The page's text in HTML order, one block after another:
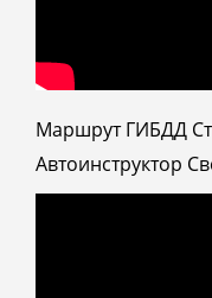
Маршрут ГИБДД
Автоинструктор